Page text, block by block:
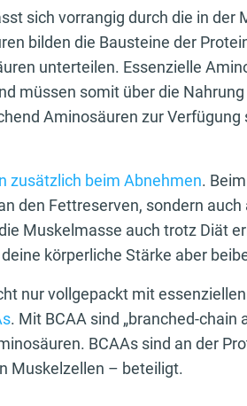
sich vorrangig durch die in
bilden die Bausteine der
unterteilen. Essenzielle
müssen somit über die
Aminosäuren zur
zusätzlich beim Abnehmen.
den Fettreserven, sondern
Muskelmasse auch trotz Diät
körperliche Stärke aber
nur vollgepackt mit
. Mit BCAA sind „branched-chain
BCAAs sind an der
Muskelzellen – beteiligt.